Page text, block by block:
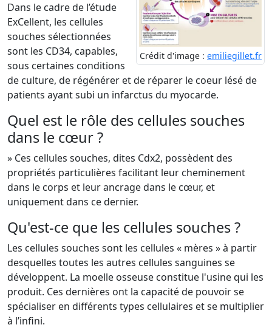
Crédit d'image : emiliegillet.fr
Dans le cadre de l’étude
ExCellent, les cellules
souches sélectionnées
sont les CD34, capables,
sous certaines conditions
de culture, de régénérer et de réparer le coeur lésé de
patients ayant subi un infarctus du myocarde.
Quel est le rôle des cellules souches
dans le cœur ?
» Ces cellules souches, dites Cdx2, possèdent des
propriétés particulières facilitant leur cheminement
dans le corps et leur ancrage dans le cœur, et
uniquement dans ce dernier.
Qu'est-ce que les cellules souches ?
Les cellules souches sont les cellules « mères » à partir
desquelles toutes les autres cellules sanguines se
développent. La moelle osseuse constitue l'usine qui les
produit. Ces dernières ont la capacité de pouvoir se
spécialiser en différents types cellulaires et se multiplier
à l’infini.